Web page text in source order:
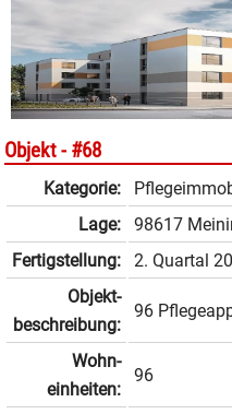
Objekt - #68
Kategorie:
Lage:
98617
Fertigstellung:
2. Quartal
Objekt­
beschrei­bung:
96
Wohn­
einheiten:
96